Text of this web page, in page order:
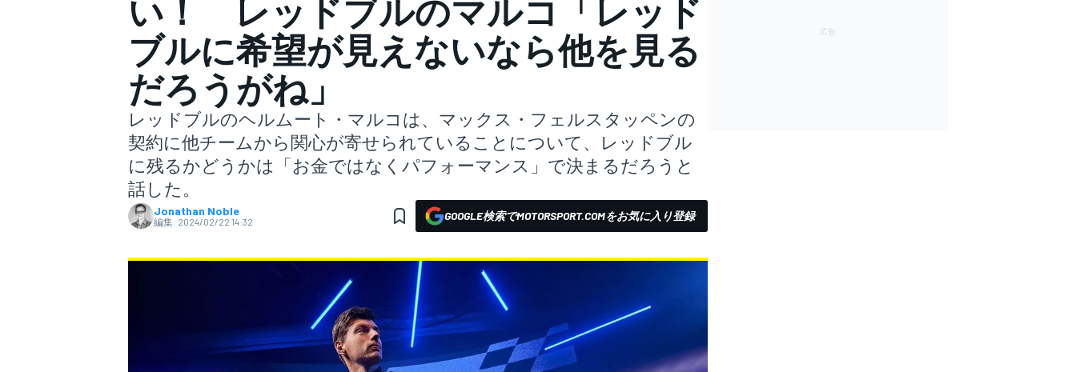
スーパーフォーミュラ
スーパーGT
い！ レッドブルのマルコ「レッド
ブルに希望が見えないなら他を見る
だろうがね」
レッドブルのヘルムート・マルコは、マックス・フェルスタッペンの
契約に他チームから関心が寄せられていることについて、レッドブル
に残るかどうかは「お金ではなくパフォーマンス」で決まるだろうと
話した。
Jonathan Noble
編集: 2024/02/22 14:32 GOOGLE検索でMOTORSPORT.COMをお気に入り登録